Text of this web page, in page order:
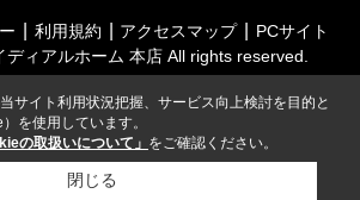
利用規約 アクセスマップ
PCサイト
ディアルホーム 本店 All rights reserved.
サイト利用状況把握、サービス向上検討を目的と
を使用しています。
の取扱いについて」 をご確認ください。
閉じる